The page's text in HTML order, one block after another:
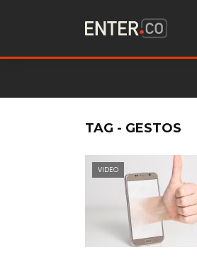
TAG - GESTOS
VIDEO